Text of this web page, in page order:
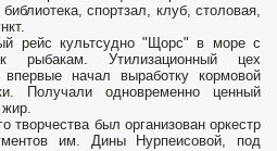
спортзал, клуб, столовая,
рейс культсудно "Щорс" в море с
рыбакам. Утилизационный цех
впервые начал выработку кормовой
Получали одновременно ценный
жир.
творчества был организован оркестр
им. Дины Нурпеисовой, под